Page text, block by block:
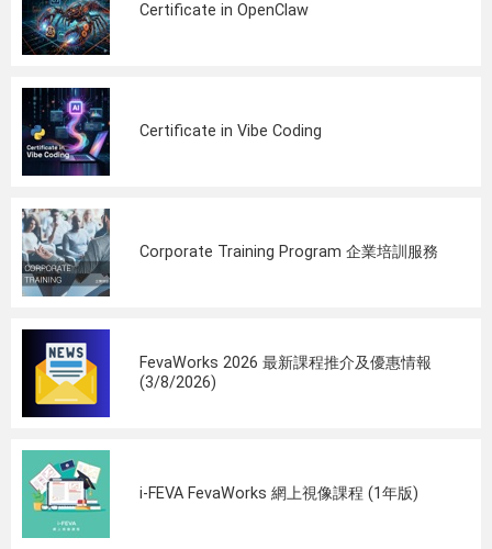
Certificate in OpenClaw
Certificate in Vibe Coding
Corporate Training Program 企業培訓服務
FevaWorks 2026 最新課程推介及優惠情報
(3/8/2026)
i-FEVA FevaWorks 網上視像課程 (1年版)